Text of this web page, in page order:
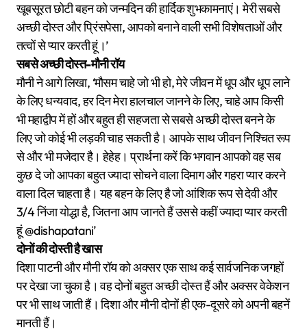
खूबसूरत छोटी बहन को जन्मदिन की हार्दिक शुभकामनाएं। मेरी सबसे
अच्छी दोस्त और प्रिंसपेसा, आपको बनाने वाली सभी विशेषताओं और
तत्वों से प्यार करती हूं।’
सबसे अच्छी दोस्त-मौनी रॉय
मौनी ने आगे लिखा, ‘मौसम चाहे जो भी हो, मेरे जीवन में धूप और धूप लाने
के लिए धन्यवाद, हर दिन मेरा हालचाल जानने के लिए, चाहे आप किसी
भी महाद्वीप में हों और बहुत ही सहजता से सबसे अच्छी दोस्त बनने के
लिए जो कोई भी लड़की चाह सकती है। आपके साथ जीवन निश्चित रूप
से और भी मजेदार है। हेहेह। प्रार्थना करें कि भगवान आपको वह सब
कुछ दे जो आपका बहुत ज्यादा सोचने वाला दिमाग और गहरा प्यार करने
वाला दिल चाहता है। यह बहन के लिए है जो आंशिक रूप से देवी और
3/4 निंजा योद्धा है, जितना आप जानते हैं उससे कहीं ज्यादा प्यार करती
हूं @dishapatani’
दोनों की दोस्ती है खास
दिशा पाटनी और मौनी रॉय को अक्सर एक साथ कई सार्वजनिक जगहों
पर देखा जा चुका है। वह दोनों बहुत अच्छी दोस्त हैं और अक्सर वेकेशन
पर भी साथ जाती हैं। दिशा और मौनी दोनों ही एक-दूसरे को अपनी बहनें
मानती हैं।